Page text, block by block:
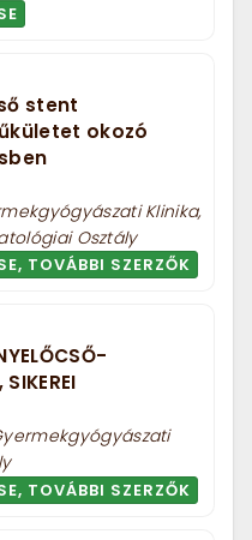
stent
okozó
Klinika,
Osztály
TOVÁBBI SZERZŐK
SIKEREI
TOVÁBBI SZERZŐK